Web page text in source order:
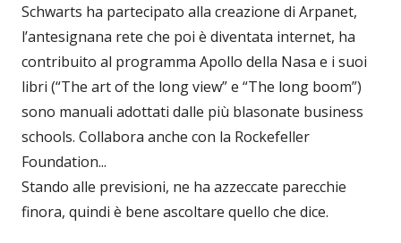
Schwarts ha partecipato alla creazione di Arpanet,
l’antesignana rete che poi è diventata internet, ha
contribuito al programma Apollo della Nasa e i suoi
libri (“The art of the long view” e “The long boom”)
sono manuali adottati dalle più blasonate business
schools. Collabora anche con la Rockefeller
Foundation...
Stando alle previsioni, ne ha azzeccate parecchie
finora, quindi è bene ascoltare quello che dice.